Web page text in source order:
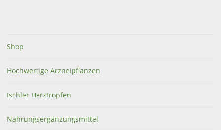
Shop
Hochwertige Arzneipflanzen
Ischler Herztropfen
Nahrungsergänzungsmittel